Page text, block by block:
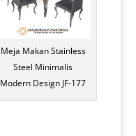
Meja Makan Stainless
Steel Minimalis
Modern Design JF-177